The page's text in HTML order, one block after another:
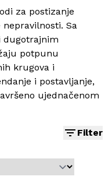
za postizanje
Sa
dugotrajnim
potpunu
krugova i
i postavljanje,
ujednačenom
Filter